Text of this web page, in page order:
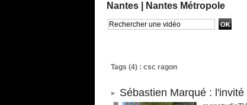
Nantes | Nantes Métropole
Tags (4) : csc ragon
Sébastien Marqué :